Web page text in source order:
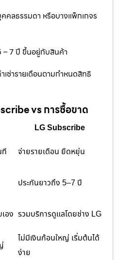
คลธรรมดา หรือบางแพ็กเกจร
– 7 ปี ขึ้นอยู่กับสินค้า
เช่ารายเดือนตามกำหนดสิทธิ
vs การซื้อขาด
LG Subscribe
ที จ่ายรายเดือน ยืดหยุ่น
ประกันยาวถึง 5–7 ปี
อง รวมบริการดูแลโดยช่าง LG
ไม่มีเงินก้อนใหญ่ เริ่มต้นได้
ง่าย